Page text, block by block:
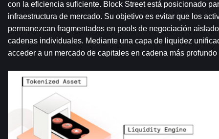
con la eficiencia suficiente. Block Street está posicionado
infraestructura de mercado. Su objetivo es evitar que los
permanezcan fragmentados en pools de negociación
cadenas individuales. Mediante una capa de liquidez
acceder a un mercado de capitales en cadena más